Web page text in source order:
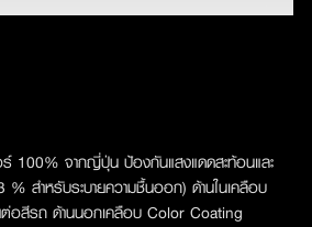
ร์ 100% จากญี่ปุ่น ป้องกันแสงแดดสะท้อนและ
สำหรับระบายความชื้นออก) ด้านในเคลือบ
อสีรถ ด้านนอกเคลือบ Color Coating